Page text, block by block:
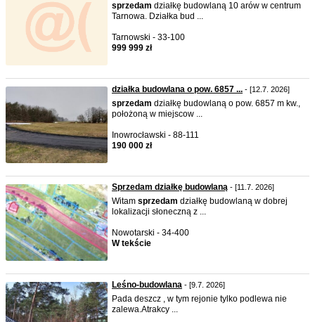
sprzedam działkę budowlaną 10 arów w centrum
Tarnowa. Działka bud ...
Tarnowski - 33-100
999 999 zł
działka budowlana o pow. 6857 ... - [12.7. 2026]
sprzedam działkę budowlaną o pow. 6857 m kw.,
położoną w miejscow ...
Inowrocławski - 88-111
190 000 zł
Sprzedam działkę budowlaną - [11.7. 2026]
Witam sprzedam działkę budowlaną w dobrej
lokalizacji słoneczną z ...
Nowotarski - 34-400
W tekście
Leśno-budowlana - [9.7. 2026]
Pada deszcz , w tym rejonie tylko podlewa nie
zalewa.Atrakcy ...